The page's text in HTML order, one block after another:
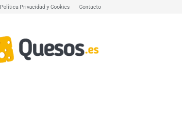
Política Privacidad y Cookies Contacto
todo
sobre